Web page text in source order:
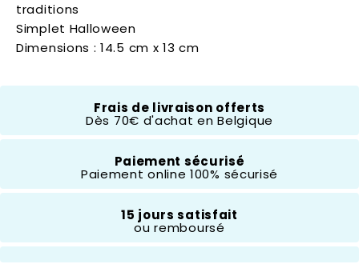
traditions
Simplet Halloween
Dimensions : 14.5 cm x 13 cm
Résine
Thème Blanche Neige
Frais de livraison offerts
Dès 70€ d'achat en Belgique
Paiement sécurisé
Paiement online 100% sécurisé
15 jours satisfait
ou remboursé